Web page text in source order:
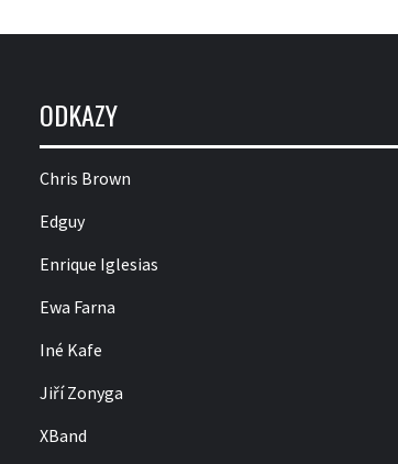
ODKAZY
Chris Brown
Edguy
Enrique Iglesias
Ewa Farna
Iné Kafe
Jiří Zonyga
XBand